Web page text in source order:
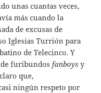
unas cuantas veces,
más cuando la
de excusas de
Iglesias Turrión para
de Telecinco. Y
de furibundosfanboys y
que,
ningún respeto por